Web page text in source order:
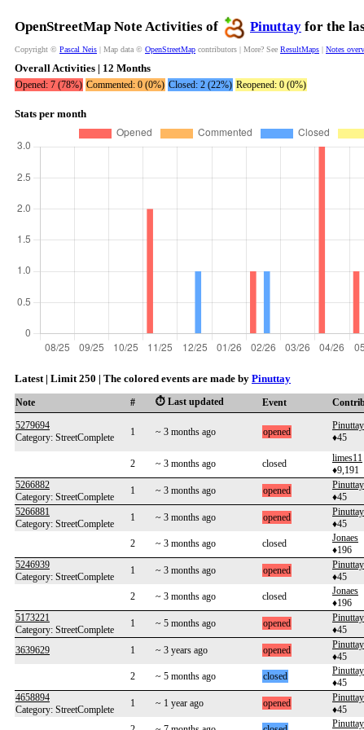
OpenStreetMap Note Activities of Pinuttay for the
Copyright © Pascal Neis | Map data © OpenStreetMap contributors | More? See ResultMaps | Notes
Overall Activities | 12 Months
Opened: 7 (78%) Commented: 0 (0%) Closed: 2 (22%) Reopened: 0 (0%)
Stats per month
Latest | Limit 250 | The colored events are made by Pinuttay
Note # ⏱️ Last updated Event
5279694
Category: StreetComplete
1 ~ 3 months ago opened
Pinuttay
♦45
2
~ 3 months ago closed
limes11
♦9,191
5266882
Category: StreetComplete
1 ~ 3 months ago opened
Pinuttay
♦45
5266881
Category: StreetComplete
1 ~ 3 months ago opened
Pinuttay
♦45
2
~ 3 months ago closed
Jonaes
♦196
5246939
Category: StreetComplete
1 ~ 3 months ago opened
Pinuttay
♦45
2 ~ 3 months ago closed
Jonaes
♦196
5173221
Category: StreetComplete
1 ~ 5 months ago opened
Pinuttay
♦45
3639629
1 ~ 3 years ago opened
Pinuttay
♦45
2
~ 5 months ago closed
Pinuttay
♦45
4658894
Category: StreetComplete
1 ~ 1 year ago opened
Pinuttay
♦45
Pinuttay